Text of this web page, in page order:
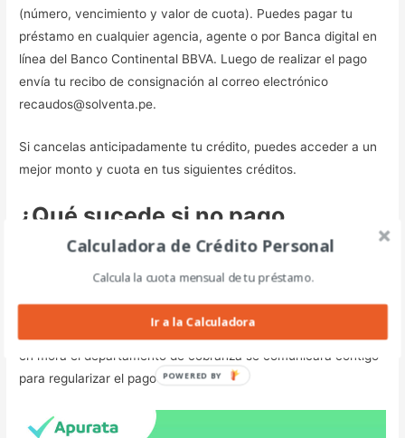
(número, vencimiento y valor de cuota). Puedes pagar tu
préstamo en cualquier agencia, agente o por Banca digital en
línea del Banco Continental BBVA. Luego de realizar el pago
envía tu recibo de consignación al correo electrónico
recaudos@solventa.pe.
Si cancelas anticipadamente tu crédito, puedes acceder a un
mejor monto y cuota en tus siguientes créditos.
¿Qué sucede si no pago
puntualmente una cuota?
Es recomendable que siempre canceles puntualmente tu
en mora el departamento de cobranza se comunicara contigo
para regularizar el pago de tu crédito.
Calculadora de Crédito Personal
Calcula la cuota mensual de tu préstamo.
Ir a la Calculadora